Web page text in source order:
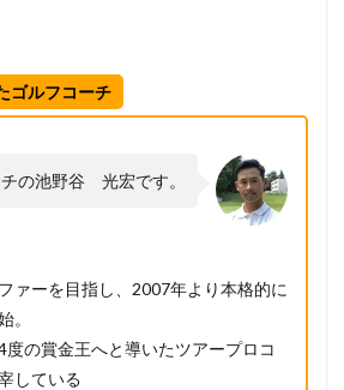
ゴルフコーチ
の池野谷 光宏です。
ァーを目指し、2007年より本格的に
。
の賞金王へと導いたツアープロコ
している